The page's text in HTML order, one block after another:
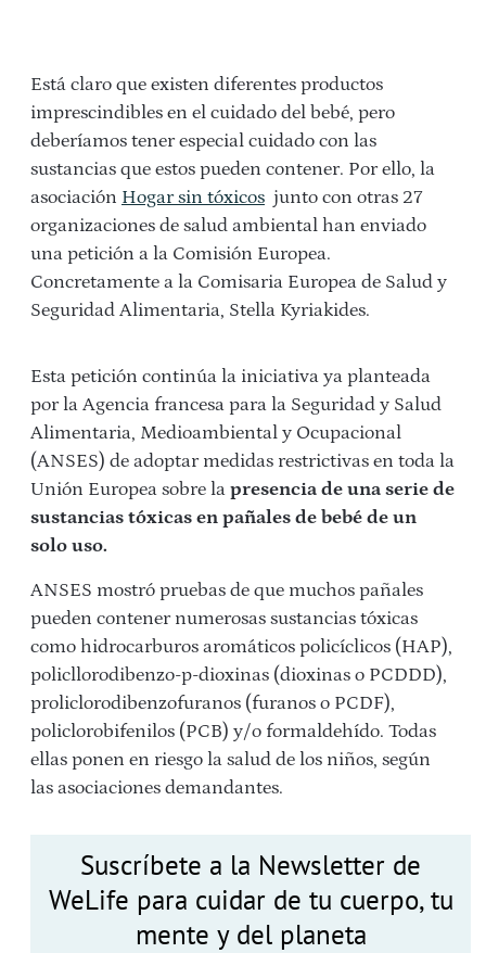
Está claro que existen diferentes productos
imprescindibles en el cuidado del bebé, pero
deberíamos tener especial cuidado con las
sustancias que estos pueden contener. Por ello, la
asociación Hogar sin tóxicos junto con otras 27
organizaciones de salud ambiental han enviado
una petición a la Comisión Europea.
Concretamente a la Comisaria Europea de Salud y
Seguridad Alimentaria, Stella Kyriakides.
Esta petición continúa la iniciativa ya planteada
por la Agencia francesa para la Seguridad y Salud
Alimentaria, Medioambiental y Ocupacional
(ANSES) de adoptar medidas restrictivas en toda la
Unión Europea sobre la presencia de una serie de
sustancias tóxicas en pañales de bebé de un
solo uso.
ANSES mostró pruebas de que muchos pañales
pueden contener numerosas sustancias tóxicas
como hidrocarburos aromáticos policíclicos (HAP),
policllorodibenzo-p-dioxinas (dioxinas o PCDDD),
proliclorodibenzofuranos (furanos o PCDF),
policlorobifenilos (PCB) y/o formaldehído. Todas
ellas ponen en riesgo la salud de los niños, según
las asociaciones demandantes.
Suscríbete a la Newsletter de
WeLife para cuidar de tu cuerpo, tu
mente y del planeta